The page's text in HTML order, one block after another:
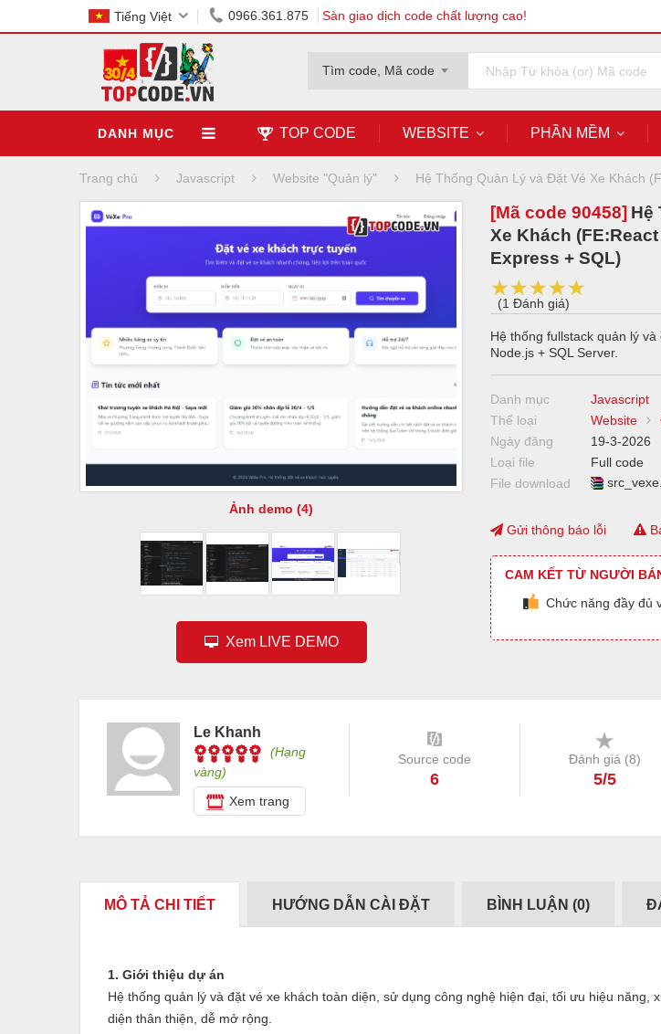
Tiếng Việt 0966.361.875 Sàn giao dịch code chất lượng cao!
Tìm code, Mã code
DANH MỤC TOP CODE WEBSITE PHẦN MỀM
Trang chủ Javascript Website "Quản lý" Hệ Thống Quản Lý và Đặt Vé Xe Khách
Ảnh demo (4)
Xem LIVE DEMO
[Mã code 90458] Hệ
Xe Khách
Express + SQL)
★★★★★
★★★★★
★★★★★
(1 Đánh giá)
Hệ thống fullstack quản lý
Node.js + SQL Server.
Danh mục
Javascript
Thể loại
Website
Ngày đăng
19-3-2026
Loại file
Full code
File download
Gửi thông báo lỗi
CAM KẾT TỪ NGƯỜI
Chức năng đầy đủ
Le Khanh
(Hạng
vàng)
Xem trang
Source code
6
Đánh giá (8)
5/5
MÔ TẢ CHI TIẾT HƯỚNG DẪN CÀI ĐẶT BÌNH LUẬN (0)
1. Giới thiệu dự án
Hệ thống quản lý và đặt vé xe khách toàn diện, sử dụng công nghệ hiện đại, tối ưu hiệu năng,
diện thân thiện, dễ mở rộng.